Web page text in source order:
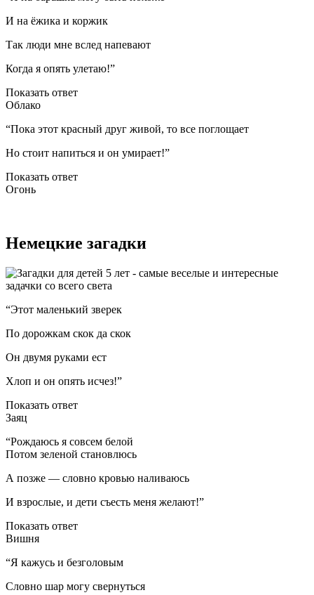
И на ёжика и коржик
Так люди мне вслед напевают
Когда я опять улетаю!”
Показать ответ
Облако
“Пока этот красный друг живой, то все поглощает
Но стоит напиться и он умирает!”
Показать ответ
Огонь
Немецкие загадки
“Этот маленький зверек
По дорожкам скок да скок
Он двумя руками ест
Хлоп и он опять исчез!”
Показать ответ
Заяц
“Рождаюсь я совсем белой
Потом зеленой становлюсь
А позже — словно кровью наливаюсь
И взрослые, и дети съесть меня желают!”
Показать ответ
Вишня
“Я кажусь и безголовым
Словно шар могу свернуться